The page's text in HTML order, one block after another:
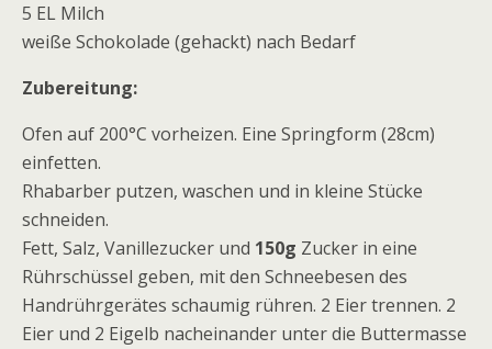
5 EL Milch
weiße Schokolade (gehackt) nach Bedarf
Zubereitung:
Ofen auf 200°C vorheizen. Eine Springform (28cm)
einfetten.
Rhabarber putzen, waschen und in kleine Stücke
schneiden.
Fett, Salz, Vanillezucker und 150g Zucker in eine
Rührschüssel geben, mit den Schneebesen des
Handrührgerätes schaumig rühren. 2 Eier trennen. 2
Eier und 2 Eigelb nacheinander unter die Buttermasse